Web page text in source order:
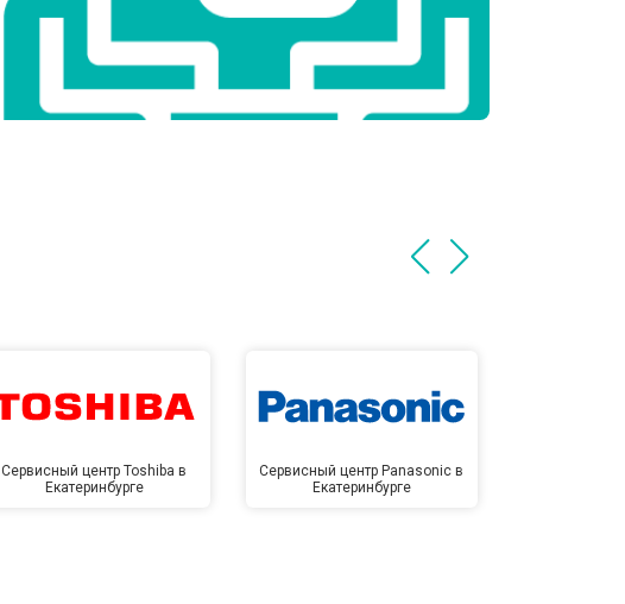
Сервисный центр Toshiba в
Екатеринбурге
Сервисный центр Panasonic в
Екатеринбурге